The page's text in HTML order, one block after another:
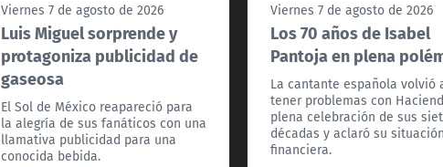
Viernes 7 de agosto de 2026
Luis Miguel sorprende y
protagoniza publicidad de
gaseosa
El Sol de México reapareció para
la alegría de sus fanáticos con una
llamativa publicidad para una
conocida bebida.
Viernes 7 de agosto de 2026
Los 70 años de Isabel
Pantoja en plena
La cantante española volvió
tener problemas con
plena celebración de sus
décadas y aclaró su situación
financiera.